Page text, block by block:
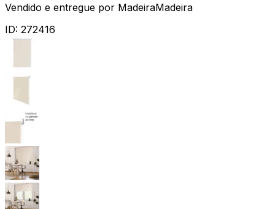
Vendido e entregue por MadeiraMadeira
ID: 272416